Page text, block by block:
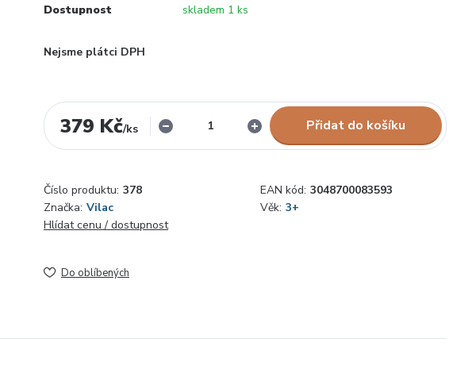
Dostupnost skladem 1 ks
Nejsme plátci DPH
379 Kč/ks Přidat do košíku
Číslo produktu: 378 EAN kód: 3048700083593
Značka: Vilac Věk: 3+
Hlídat cenu / dostupnost
Do oblíbených